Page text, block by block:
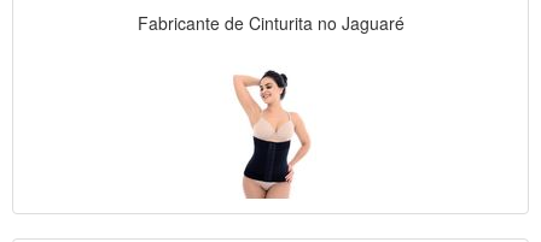
Fabricante de Cinturita no Jaguaré